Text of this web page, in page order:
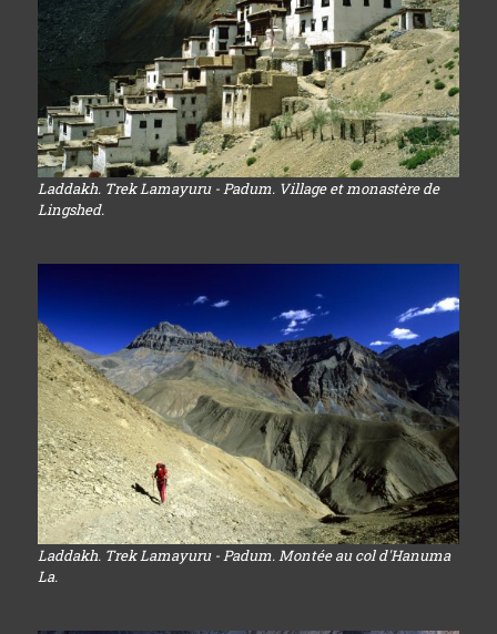
Laddakh. Trek Lamayuru - Padum. Village et monastère de
Lingshed.
Laddakh. Trek Lamayuru - Padum. Montée au col d'Hanuma
La.